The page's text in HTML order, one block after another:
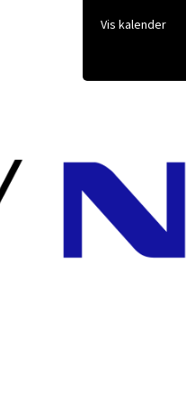
Vis kalender